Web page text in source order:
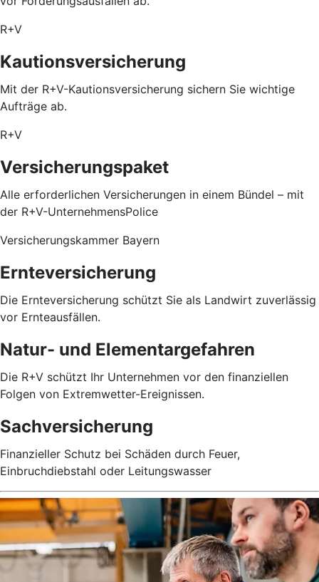
R+V
Kautionsversicherung
Mit der R+V-Kautionsversicherung sichern Sie wichtige
Aufträge ab.
R+V
Versicherungspaket
Alle erforderlichen Versicherungen in einem Bündel – mit
der R+V-UnternehmensPolice
Versicherungskammer Bayern
Ernteversicherung
Die Ernteversicherung schützt Sie als Landwirt zuverlässig
vor Ernteausfällen.
Natur- und Elementargefahren
Die R+V schützt Ihr Unternehmen vor den finanziellen
Folgen von Extremwetter-Ereignissen.
Sachversicherung
Finanzieller Schutz bei Schäden durch Feuer,
Einbruchdiebstahl oder Leitungswasser